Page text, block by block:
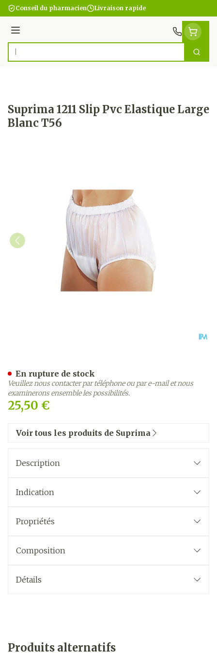
Aller au contenu
Conseil du pharmacien Livraison rapide
Menu
Rechercher
Suprima 1211 Slip Pvc Elastique Large
Blanc T56
25,50 €
En rupture de stock
Veuillez nous contacter par téléphone ou par e-mail et nous
examinerons ensemble les possibilités.
Voir tous les produits de Suprima
Description
Indication
Propriétés
Composition
Détails
Produits alternatifs